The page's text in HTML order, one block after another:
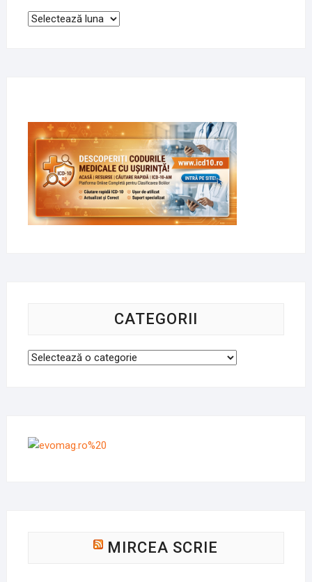
Arhive
CATEGORII
Categorii
MIRCEA SCRIE